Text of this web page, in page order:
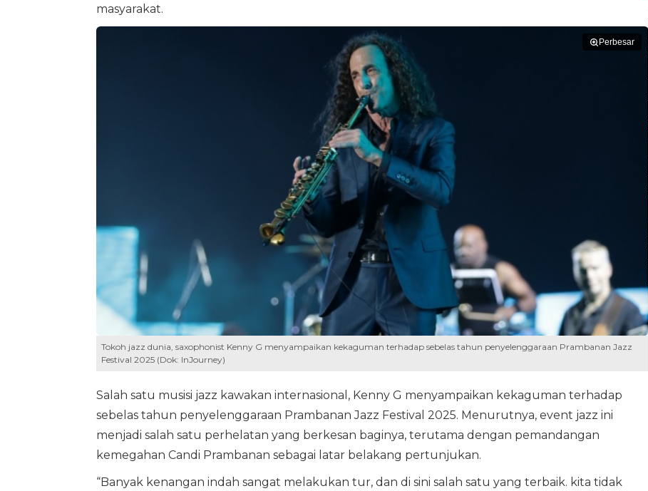
masyarakat.
Perbesar
Tokoh jazz dunia, saxophonist Kenny G menyampaikan kekaguman terhadap sebelas tahun penyelenggaraan Prambanan Jazz
Festival 2025 (Dok: InJourney)
Salah satu musisi jazz kawakan internasional, Kenny G menyampaikan kekaguman terhadap
sebelas tahun penyelenggaraan Prambanan Jazz Festival 2025. Menurutnya, event jazz ini
menjadi salah satu perhelatan yang berkesan baginya, terutama dengan pemandangan
kemegahan Candi Prambanan sebagai latar belakang pertunjukan.
“Banyak kenangan indah sangat melakukan tur, dan di sini salah satu yang terbaik. kita tidak